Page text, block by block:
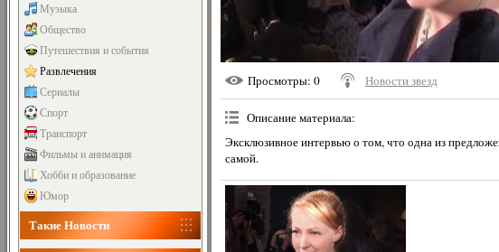
Музыка
Общество
Путешествия и события
Развлечения
Сериалы
Спорт
Транспорт
Фильмы и анимация
Хобби и образование
Юмор
Такие Новости
Просмотры: 0 Новости звезд
Описание материала:
Эксклюзивное интервью о том, что одна из
самой.